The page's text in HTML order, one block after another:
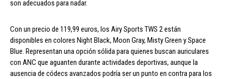
son adecuados para nadar.
Con un precio de 119,99 euros, los Airy Sports TWS 2 están
disponibles en colores Night Black, Moon Gray, Misty Green y Space
Blue. Representan una opción sólida para quienes buscan auriculares
con ANC que aguanten durante actividades deportivas, aunque la
ausencia de códecs avanzados podría ser un punto en contra para los